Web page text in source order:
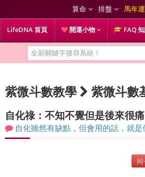
算命 排盤 馬年
LifeDNA 首頁 開運小物 FAQ
紫微斗數教學 紫微斗數
自化祿：不知不覺但是後來很
自化雖然有缺點，但會用的話，就是
同